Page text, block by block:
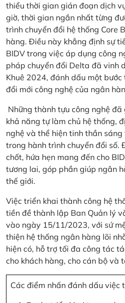
thiểu thời gian gián đoạn dịch
giờ, thời gian ngắn nhất từng
trình chuyển đổi hệ thống Core
hàng. Điều này khẳng định sự
BIDV trong việc áp dụng công
pháp chuyển đổi Delta đã vinh
Khuê 2024, đánh dấu một
đổi mới công nghệ của ngân
Những thành tựu công nghệ
khả năng tự làm chủ hệ thống,
nghệ và thể hiện tinh thần
trong hành trình chuyển đổi số.
chốt, hứa hẹn mang đến cho
tương lai, góp phần giúp ngân
thế giới.
Việc triển khai thành công hệ
tiền đề thành lập Ban Quản lý
vào ngày 15/11/2023, với sứ
thiện hệ thống ngân hàng lõi
hiện có, hỗ trợ tối đa công tác
cho khách hàng, cho cán bộ và
Các điểm nhấn đánh dấu việc